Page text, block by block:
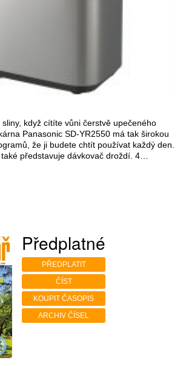
když cítíte vůni čerstvě upečeného
Panasonic SD-YR2550 má tak širokou
že ji budete chtít používat každý den.
představuje dávkovač droždí. 4…
Předplatné
PŘEDPLATIT
ČÍST
KOUPIT ČASOPIS
ARCHIV ČÍSEL